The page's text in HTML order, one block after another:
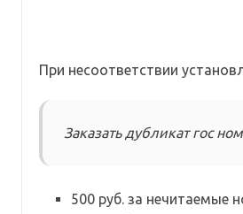
При несоответствии
Заказать дубликат гос
500 руб. за нечитаемые